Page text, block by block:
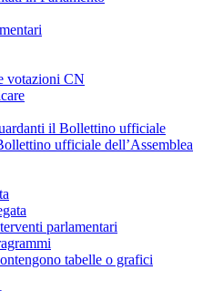
votazioni CN
il Bollettino ufficiale
ufficiale dell’Assemblea
parlamentari
tabelle o grafici